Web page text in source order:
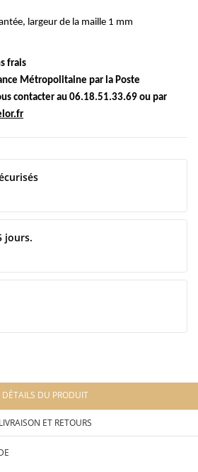
largeur de la maille 1 mm
frais
Métropolitaine par la Poste
contacter au 06.18.51.33.69 ou par
jours.
DÉTAILS DU PRODUIT
LIVRAISON ET RETOURS